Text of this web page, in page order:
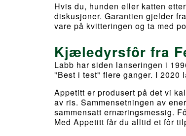
Hvis du, hunden eller katten
diskusjoner. Garantien gjelder
vare på kvitteringen og ta med
Kjæledyrsfôr fra
Labb har siden lanseringen i
"Best i test" flere ganger. I 2020
Appetitt er produsert på det vi
av ris. Sammensetningen av
sammensatt ernæringsmessig.
Med Appetitt får du alltid et fôr